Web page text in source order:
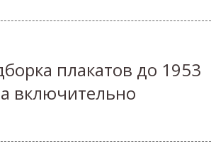
плакатов до 1953
включительно